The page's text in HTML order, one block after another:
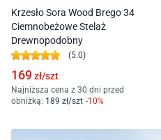
Krzesło Sora Wood Brego 34
Ciemnobeżowe Stelaż
Drewnopodobny
(5.0)
169zł/szt
Najniższa cena z 30 dni przed
obniżką: 189 zł/szt -10%